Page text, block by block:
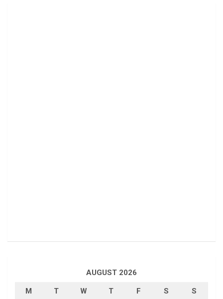
AUGUST 2026
M T W T F S S